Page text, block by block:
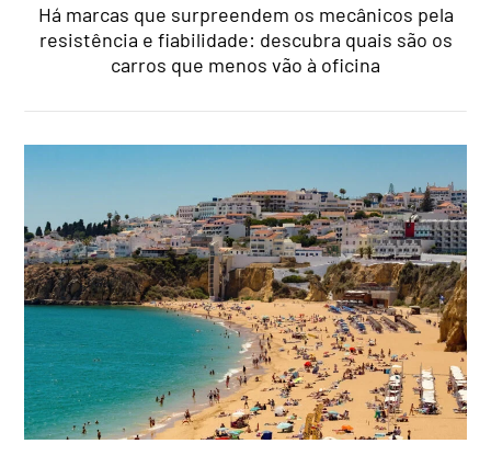
Há marcas que surpreendem os mecânicos pela
resistência e fiabilidade: descubra quais são os
carros que menos vão à oficina